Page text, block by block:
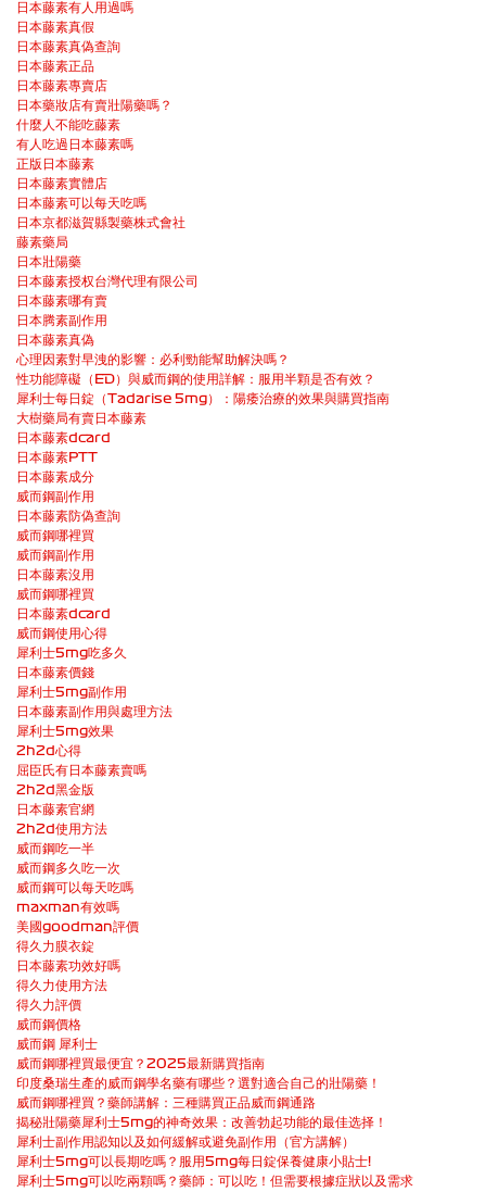
日本藤素有人用過嗎
日本藤素真假
日本藤素真偽查詢
日本藤素正品
日本藤素專賣店
日本藥妝店有賣壯陽藥嗎？
什麼人不能吃藤素
有人吃過日本藤素嗎
正版日本藤素
日本藤素實體店
日本藤素可以每天吃嗎
日本京都滋賀縣製藥株式會社
藤素藥局
日本壯陽藥
日本藤素授权台灣代理有限公司
日本藤素哪有賣
日本腾素副作用
日本藤素真偽
心理因素對早洩的影響：必利勁能幫助解決嗎？
性功能障礙（ED）與威而鋼的使用詳解：服用半顆是否有效？
犀利士每日錠（Tadarise 5mg）：陽痿治療的效果與購買指南
大樹藥局有賣日本藤素
日本藤素dcard
日本藤素PTT
日本藤素成分
威而鋼副作用
日本藤素防偽查詢
威而鋼哪裡買
威而鋼副作用
日本藤素沒用
威而鋼哪裡買
日本藤素dcard
威而鋼使用心得
犀利士5mg吃多久
日本藤素價錢
犀利士5mg副作用
日本藤素副作用與處理方法
犀利士5mg效果
2h2d心得
屈臣氏有日本藤素賣嗎
2h2d黑金版
日本藤素官網
2h2d使用方法
威而鋼吃一半
威而鋼多久吃一次
威而鋼可以每天吃嗎
maxman有效嗎
美國goodman評價
得久力膜衣錠
日本藤素功效好嗎
得久力使用方法
得久力評價
威而鋼價格
威而鋼 犀利士
威而鋼哪裡買最便宜？2025最新購買指南
印度桑瑞生產的威而鋼學名藥有哪些？選對適合自己的壯陽藥！
威而鋼哪裡買？藥師講解：三種購買正品威而鋼通路
揭秘壯陽藥犀利士5mg的神奇效果：改善勃起功能的最佳选择！
犀利士副作用認知以及如何緩解或避免副作用（官方講解）
犀利士5mg可以長期吃嗎？服用5mg每日錠保養健康小貼士!
犀利士5mg可以吃兩顆嗎？藥師：可以吃！但需要根據症狀以及需求